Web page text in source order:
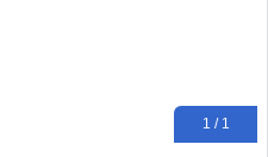
1 / 1